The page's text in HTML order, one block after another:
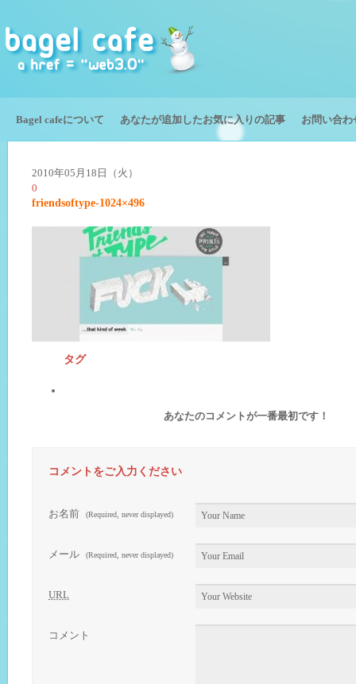
Bagel cafeについて あなたが追加したお気に入りの記事 お問い合わ
2010年05月18日（火）
0
friendsoftype-1024×496
タグ
あなたのコメントが一番最初です！
コメントをご入力ください
お名前 (Required, never displayed)
メール (Required, never displayed)
URL
コメント